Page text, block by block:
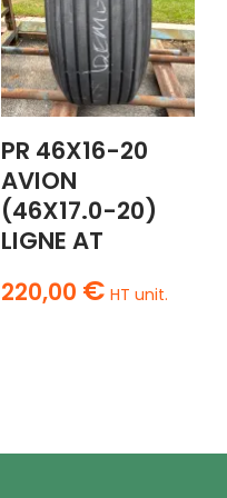
PR 46X16-20
AVION
(46X17.0-20)
LIGNE AT
220,00 € HT unit.